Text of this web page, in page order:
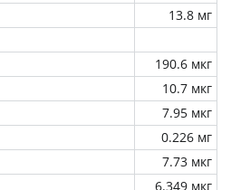
13.8 мг
190.6 мкг
10.7 мкг
7.95 мкг
0.226 мг
7.73 мкг
6.349 мкг